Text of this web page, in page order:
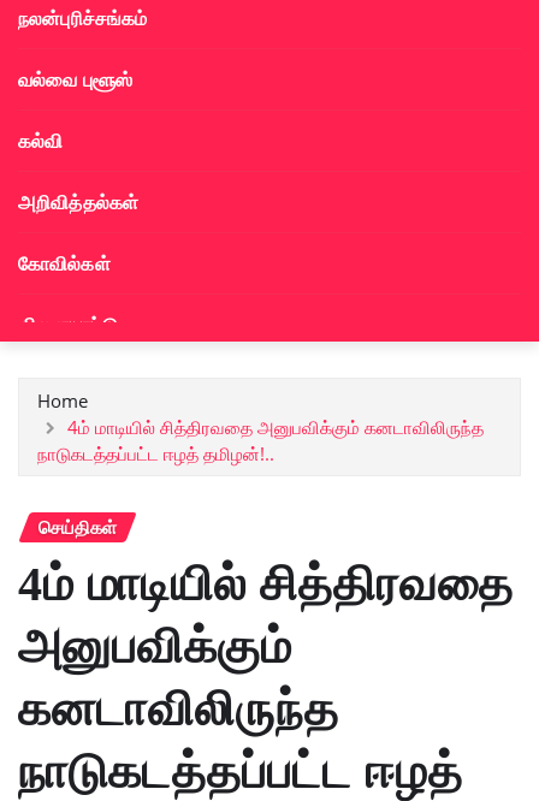
நலன்புரிச்சங்கம்
வல்வை புளூஸ்
கல்வி
அறிவித்தல்கள்
கோவில்கள்
விளையாட்டு
Home
4ம் மாடியில் சித்திரவதை அனுபவிக்கும் கனடாவிலிருந்த
நாடுகடத்தப்பட்ட ஈழத் தமிழன்!..
செய்திகள்
4ம் மாடியில் சித்திரவதை
அனுபவிக்கும்
கனடாவிலிருந்த
நாடுகடத்தப்பட்ட ஈழத்